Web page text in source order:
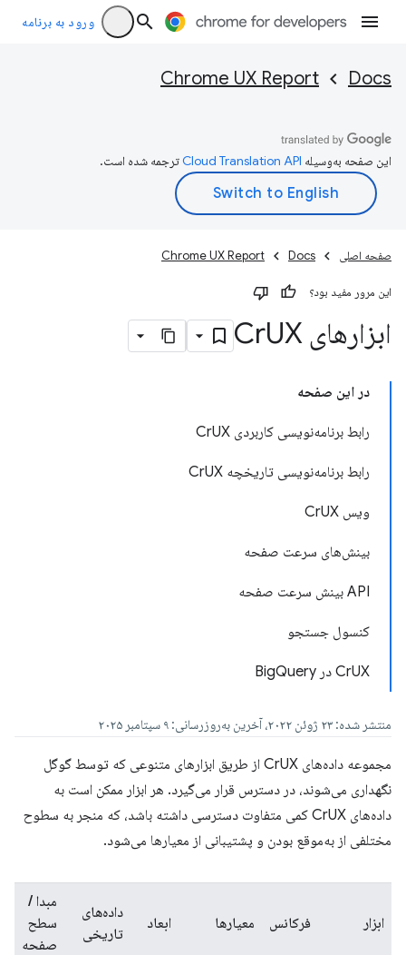
ورود به برنامه
Docs
Chrome UX Report
این صفحه به‌وسیله ترجمه شده است.
صفحه اصلی Docs
Chrome UX Report
این مرور مفید بود؟
ابزارهای Cr UX
در این صفحه
رابط برنامه‌نویسی کاربردی CrUX
رابط برنامه‌نویسی تاریخچه CrUX
ویس CrUX
بینش‌های سرعت صفحه
API بینش سرعت صفحه
کنسول جستجو
CrUX در BigQuery
منتشر شده: ۲۳ ژوئن ۲۰۲۲، آخرین به‌روزرسانی: ۹ سپتامبر ۲۰۲۵
مجموعه داده‌های CrUX از طریق ابزارهای متنوعی که توسط گوگل
نگهداری می‌شوند، در دسترس قرار می‌گیرد. هر ابزار ممکن است به
داده‌های CrUX کمی متفاوت دسترسی داشته باشد، که منجر به سطوح
مختلفی از به‌موقع بودن و پشتیبانی از معیارها می‌شود.
ابزار فرکانس معیارها ابعاد
داده‌های
تاریخی
مبدا /
سطح
صفحه